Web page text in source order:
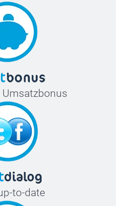
to-date